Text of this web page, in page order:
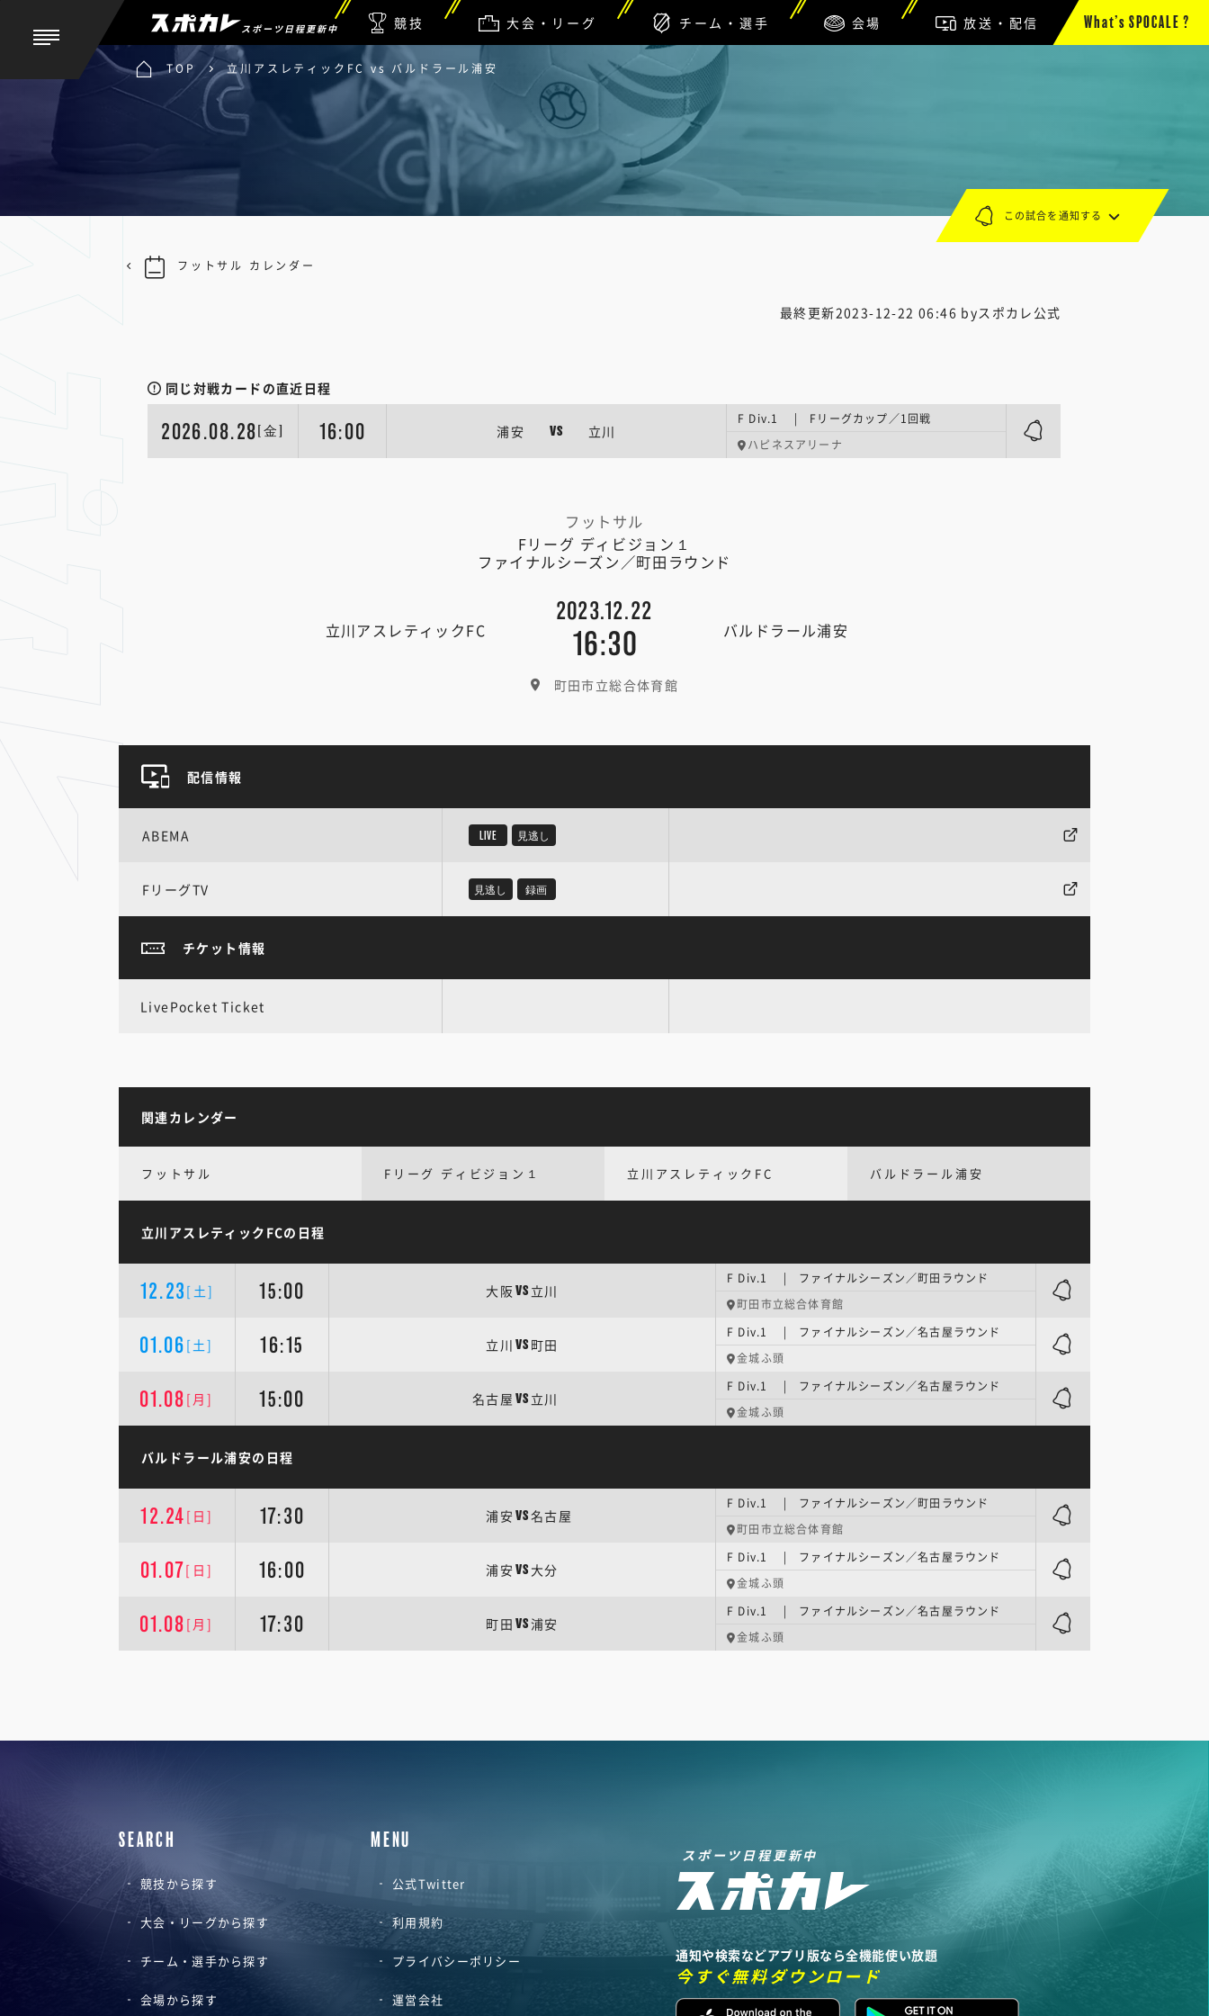
スポーツ日程更新中 競技 大会・リーグ チーム・選手 会場 放送・配信 What’s SPOCALE ?
TOP 立川アスレティックFC vs バルドラール浦安
最終更新2023-12-22 06:46 byスポカレ公式
同じ対戦カードの直近日程
2026.08.28 [金] 16:00 浦安 VS 立川
F Div.1 | Fリーグカップ／1回戦
ハピネスアリーナ
フットサル
Fリーグ ディビジョン１
ファイナルシーズン／町田ラウンド
立川アスレティックFC
2023.12.22
16:30 バルドラール浦安
町田市立総合体育館
この試合を通知する
フットサル カレンダー
配信情報
ABEMA LIVE 見逃し
FリーグTV 見逃し 録画
チケット情報
LivePocket Ticket
関連カレンダー
フットサル Fリーグ ディビジョン１ 立川アスレティックFC バルドラール浦安
立川アスレティックFCの日程
12.23 [土] 15:00 大阪VS 立川
F Div.1 | ファイナルシーズン／町田ラウンド
町田市立総合体育館
01.06 [土] 16:15 立川 VS 町田
F Div.1 | ファイナルシーズン／名古屋ラウンド
金城ふ頭
01.08 [月] 15:00 名古屋 VS 立川
F Div.1 | ファイナルシーズン／名古屋ラウンド
金城ふ頭
バルドラール浦安の日程
12.24 [日] 17:30 浦安VS名古屋
F Div.1 | ファイナルシーズン／町田ラウンド
町田市立総合体育館
01.07[日] 16:00 浦安VS 大分
F Div.1 | ファイナルシーズン／名古屋ラウンド
金城ふ頭
01.08 [月] 17:30 町田 VS 浦安
F Div.1 | ファイナルシーズン／名古屋ラウンド
金城ふ頭
SEARCH
競技から探す
大会・リーグから探す
チーム・選手から探す
会場から探す
MENU
公式Twitter
利用規約
プライバシーポリシー
運営会社
スポーツ日程更新中
通知や検索などアプリ版なら全機能使い放題
今すぐ無料ダウンロード